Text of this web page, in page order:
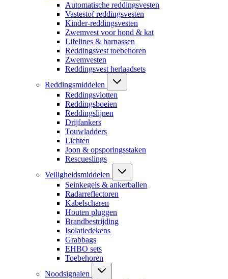
Automatische reddingsvesten
Vastestof reddingsvesten
Kinder-reddingsvesten
Zwemvest voor hond & kat
Lifelines & harnassen
Reddingsvest toebehoren
Zwemvesten
Reddingsvest herlaadsets
Reddingsmiddelen
Reddingsvlotten
Reddingsboeien
Reddingslijnen
Drijfankers
Touwladders
Lichten
Joon & opsporingsstaken
Rescueslings
Veiligheidsmiddelen
Seinkegels & ankerballen
Radarreflectoren
Kabelscharen
Houten pluggen
Brandbestrijding
Isolatiedekens
Grabbags
EHBO sets
Toebehoren
Noodsignalen